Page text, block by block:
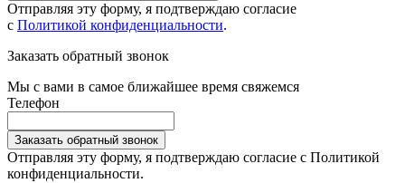
Отправляя эту форму, я подтверждаю согласие
с Политикой конфиденциальности.
Заказать обратный звонок
Мы с вами в самое ближайшее время свяжемся
Телефон
Заказать обратный звонок
Отправляя эту форму, я подтверждаю согласие с Политикой
конфиденциальности.